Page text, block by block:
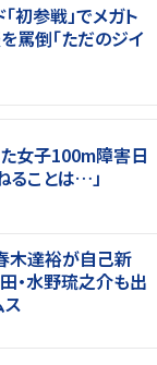
初参戦」でメガト
罵倒「ただのジイ
た女子100m障害日
ることは…」
木達裕が自己新
・水野琉之介も出
ス